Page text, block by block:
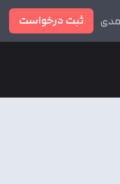
ثبت درخواست